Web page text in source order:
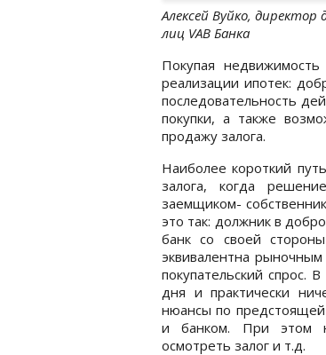
Алексей Вуйко,
лиц VAB Банка
Покупая
реализации ипотек:
последовательность
покупки, а также
продажу залога.
Наиболее короткий
залога, когда
заемщиком-
это так: должник в
банк со своей
эквивалентна
покупательский спрос.
дня и практически
нюансы по предстоящей
и банком. При этом
осмотреть залог и т.д.